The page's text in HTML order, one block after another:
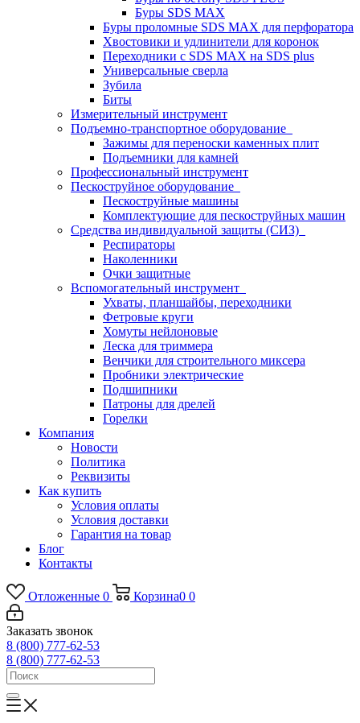
Буры SDS MAX
Буры проломные SDS MAX для перфоратора
Хвостовики и удлинители для коронок
Переходники с SDS MAX на SDS plus
Универсальные сверла
Зубила
Биты
Измерительный инструмент
Подъемно-транспортное оборудование
Зажимы для переноски каменных плит
Подъемники для камней
Профессиональный инструмент
Пескоструйное оборудование
Пескоструйные машины
Комплектующие для пескоструйных машин
Средства индивидуальной защиты (СИЗ)
Респираторы
Наколенники
Очки защитные
Вспомогательный инструмент
Ухваты, планшайбы, переходники
Фетровые круги
Хомуты нейлоновые
Леска для триммера
Венчики для строительного миксера
Пробники электрические
Подшипники
Патроны для дрелей
Горелки
Компания
Новости
Политика
Реквизиты
Как купить
Условия оплаты
Условия доставки
Гарантия на товар
Блог
Контакты
Отложенные 0 Корзина0 0
Заказать звонок
8 (800) 777-62-53
8 (800) 777-62-53